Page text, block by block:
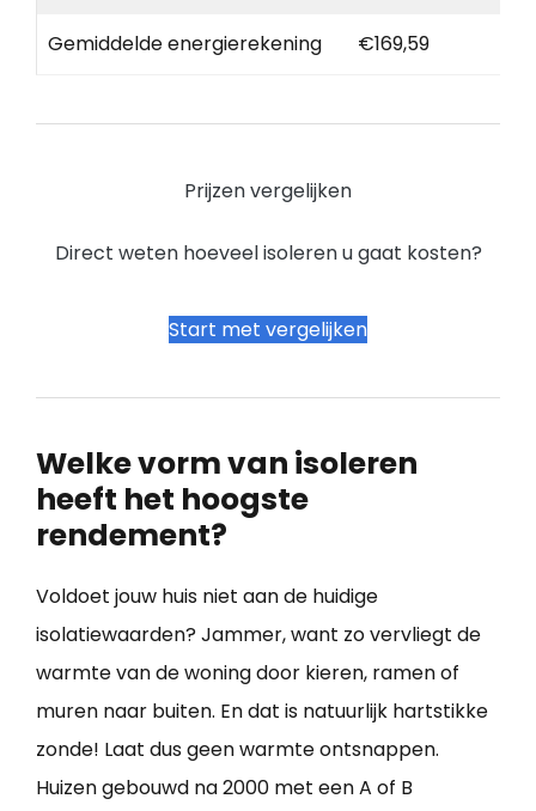
Gemiddelde energierekening €169,59
Prijzen vergelijken
Direct weten hoeveel isoleren u gaat kosten?
Start met vergelijken
Welke vorm van isoleren
heeft het hoogste
rendement?
Voldoet jouw huis niet aan de huidige
isolatiewaarden? Jammer, want zo vervliegt de
warmte van de woning door kieren, ramen of
muren naar buiten. En dat is natuurlijk hartstikke
zonde! Laat dus geen warmte ontsnappen.
Huizen gebouwd na 2000 met een A of B